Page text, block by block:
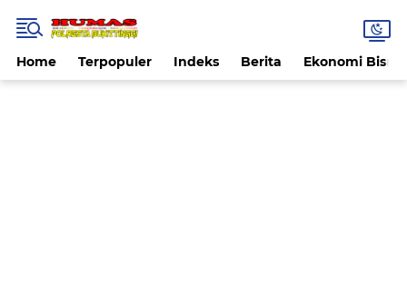
Home Terpopuler Indeks Berita Ekonomi Bisnis